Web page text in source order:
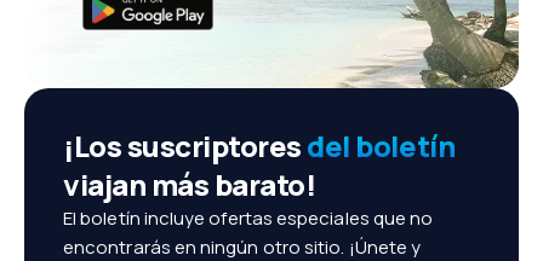
¡Los suscriptoresdel boletín
viajan más barato!
El boletín incluye ofertas especiales que no
encontrarás en ningún otro sitio. ¡Únete y